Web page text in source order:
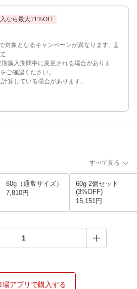
なら最大11 %OFF
象となるキャンペーンが異なります。 2
購入期間中に変更される場合がありま
ご確認ください。
算している場合があります。
すべて見る
60g（通常サイズ）
7,810円
60g 2個セット
(3%OFF)
15,151円
場アプリで購入する